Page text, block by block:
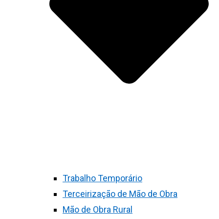
Trabalho Temporário
Terceirização de Mão de Obra
Mão de Obra Rural